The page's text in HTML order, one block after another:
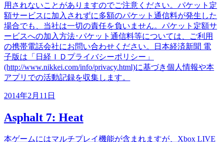
用されないことがありますのでご注意ください。パケット定
額サービスに加入されずに多額のパケット通信料が発生した
場合でも、当社は一切の責任を負いません。パケット定額サ
ービスへの加入方法･パケット通信料等については、ご利用
の携帯電話会社にお問い合わせください。日本経済新聞 電
子版は「日経ＩＤプライバシーポリシー」
(http://www.nikkei.com/info/privacy.html)に基づき個人情報や本
アプリでの活動記録を収集します。
2014年2月11日
Asphalt 7: Heat
本ゲームにはマルチプレイ機能が含まれますが、Xbox LIVE